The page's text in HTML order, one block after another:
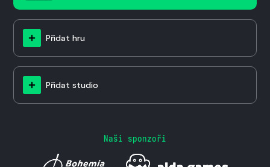
Přidat hru
Přidat studio
Naši sponzoři